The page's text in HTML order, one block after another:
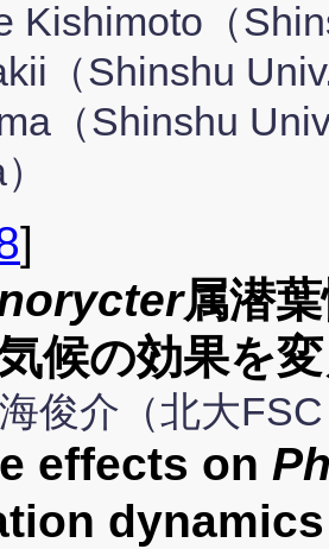
Kishimoto（
（Shinshu
（Shinshu
]
属潜
候の効果を
俊介（北大
effects on